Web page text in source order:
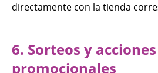
directamente con la tienda
6. Sorteos y acciones
promocionales